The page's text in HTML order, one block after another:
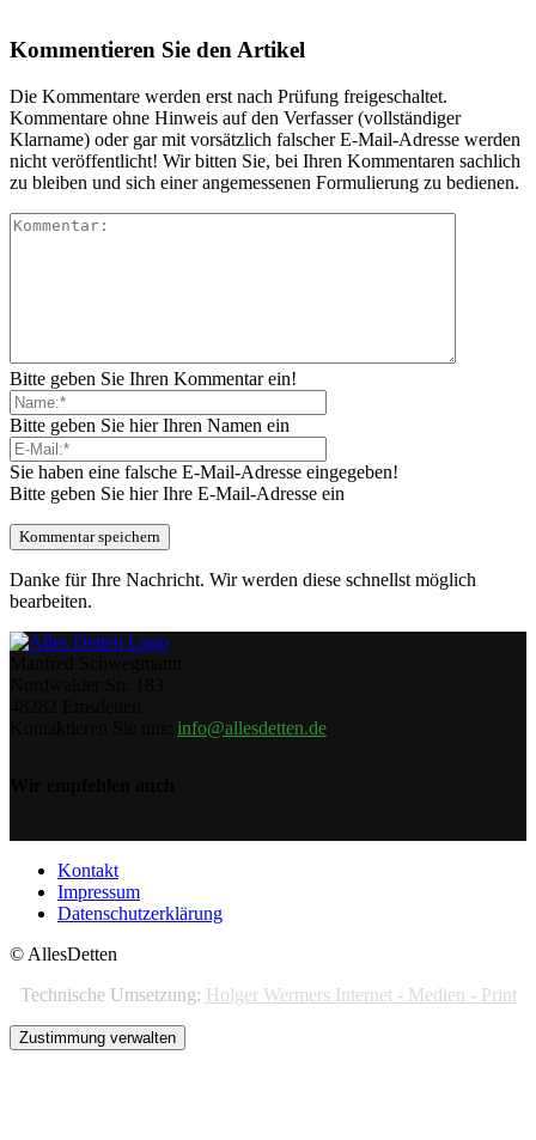
Kommentieren Sie den Artikel
Die Kommentare werden erst nach Prüfung freigeschaltet.
Kommentare ohne Hinweis auf den Verfasser (vollständiger
Klarname) oder gar mit vorsätzlich falscher E-Mail-Adresse werden
nicht veröffentlicht! Wir bitten Sie, bei Ihren Kommentaren sachlich
zu bleiben und sich einer angemessenen Formulierung zu bedienen.
Bitte geben Sie Ihren Kommentar ein!
Bitte geben Sie hier Ihren Namen ein
Sie haben eine falsche E-Mail-Adresse eingegeben!
Bitte geben Sie hier Ihre E-Mail-Adresse ein
Danke für Ihre Nachricht. Wir werden diese schnellst möglich
bearbeiten.
info@allesdetten.de
Kontakt
Impressum
Datenschutzerklärung
© AllesDetten
Technische Umsetzung: Holger Wermers Internet - Medien - Print
Zustimmung verwalten